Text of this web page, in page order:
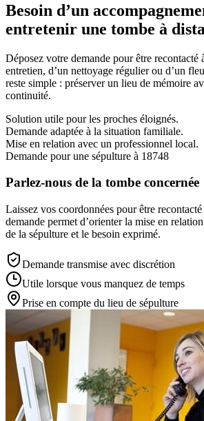
Besoin d’un
entretenir une tombe à
Déposez votre demande pour être recontacté
entretien, d’un nettoyage régulier ou d’un
reste simple : préserver un lieu de mémoire
continuité.
Solution utile pour les proches éloignés.
Demande adaptée à la situation familiale.
Mise en relation avec un professionnel local.
Demande pour une sépulture à 18748
Parlez-nous de la tombe concernée
Laissez vos coordonnées pour être
demande permet d’orienter la mise en
de la sépulture et le besoin exprimé.
Demande transmise avec discrétion
Utile lorsque vous manquez de temps
Prise en compte du lieu de sépulture